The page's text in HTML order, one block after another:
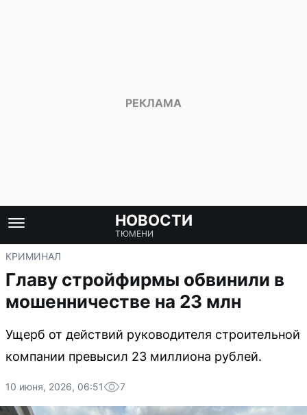
НОВОСТИ
ТЮМЕНИ
КРИМИНАЛ
Главу стройфирмы обвинили в
мошенничестве на 23 млн
Ущерб от действий руководителя строительной
компании превысил 23 миллиона рублей.
10 июня, 2026, 06:51 7